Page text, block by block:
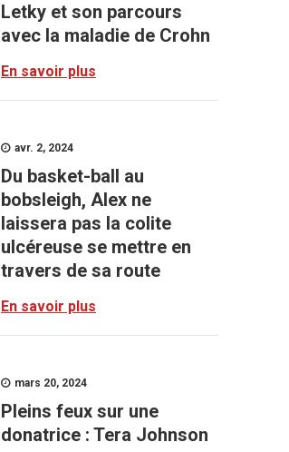
Letky et son parcours
avec la maladie de Crohn
En savoir plus
avr. 2, 2024
Du basket-ball au
bobsleigh, Alex ne
laissera pas la colite
ulcéreuse se mettre en
travers de sa route
En savoir plus
mars 20, 2024
Pleins feux sur une
donatrice : Tera Johnson